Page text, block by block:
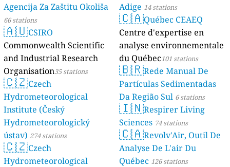
Agencija Za Zaštitu Okoliša
66 stations
🇦🇺CSIRO
Commonwealth Scientific
and Industrial Research
Organisation35 stations
🇨🇿Czech
Hydrometeorological
Institute (Český
Hydrometeorologický
ústav) 274 stations
🇨🇿Czech
Hydrometeorological
Adige 14 stations
🇨🇦Québec CEAEQ
Centre d'expertise en
analyse environnementale
du Québec101 stations
🇧🇷Rede Manual De
Partículas Sedimentadas
Da Região Sul 6 stations
🇮🇳Respirer Living
Sciences 74 stations
🇨🇦Revolv'Air, Outil De
Analyse De L'air Du
Québec 126 stations